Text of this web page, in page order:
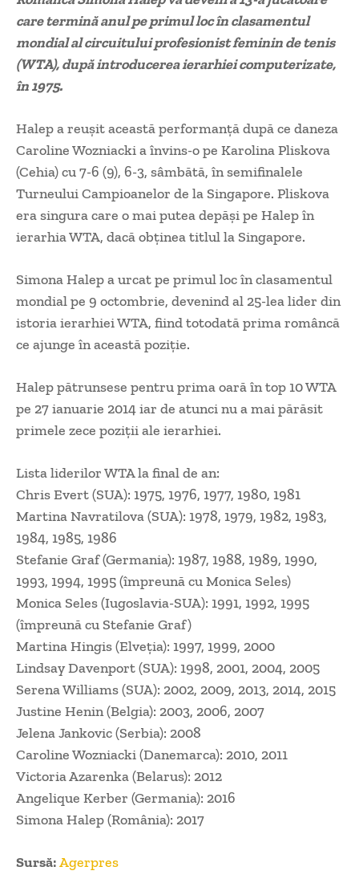
care termină anul pe primul loc în clasamentul
mondial al circuitului profesionist feminin de tenis
(WTA), după introducerea ierarhiei computerizate,
în 1975.
Halep a reușit această performanță după ce daneza
Caroline Wozniacki a învins-o pe Karolina Pliskova
(Cehia) cu 7-6 (9), 6-3, sâmbătă, în semifinalele
Turneului Campioanelor de la Singapore. Pliskova
era singura care o mai putea depăși pe Halep în
ierarhia WTA, dacă obținea titlul la Singapore.
Simona Halep a urcat pe primul loc în clasamentul
mondial pe 9 octombrie, devenind al 25-lea lider din
istoria ierarhiei WTA, fiind totodată prima româncă
ce ajunge în această poziție.
Halep pătrunsese pentru prima oară în top 10 WTA
pe 27 ianuarie 2014 iar de atunci nu a mai părăsit
primele zece poziții ale ierarhiei.
Lista liderilor WTA la final de an:
Chris Evert (SUA): 1975, 1976, 1977, 1980, 1981
Martina Navratilova (SUA): 1978, 1979, 1982, 1983,
1984, 1985, 1986
Stefanie Graf (Germania): 1987, 1988, 1989, 1990,
1993, 1994, 1995 (împreună cu Monica Seles)
Monica Seles (Iugoslavia-SUA): 1991, 1992, 1995
(împreună cu Stefanie Graf)
Martina Hingis (Elveția): 1997, 1999, 2000
Lindsay Davenport (SUA): 1998, 2001, 2004, 2005
Serena Williams (SUA): 2002, 2009, 2013, 2014, 2015
Justine Henin (Belgia): 2003, 2006, 2007
Jelena Jankovic (Serbia): 2008
Caroline Wozniacki (Danemarca): 2010, 2011
Victoria Azarenka (Belarus): 2012
Angelique Kerber (Germania): 2016
Simona Halep (România): 2017
Sursă:Agerpres